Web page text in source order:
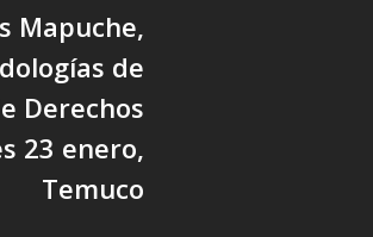
Mapuche,
de
Derechos
23 enero,
Temuco